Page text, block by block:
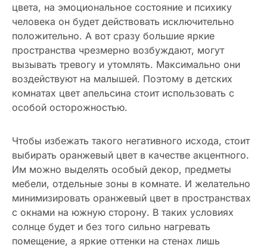
цвета, на эмоциональное состояние и психику
человека он будет действовать исключительно
положительно. А вот сразу большие яркие
пространства чрезмерно возбуждают, могут
вызывать тревогу и утомлять. Максимально они
воздействуют на малышей. Поэтому в детских
комнатах цвет апельсина стоит использовать с
особой осторожностью.
Чтобы избежать такого негативного исхода, стоит
выбирать оранжевый цвет в качестве акцентного.
Им можно выделять особый декор, предметы
мебели, отдельные зоны в комнате. И желательно
минимизировать оранжевый цвет в пространствах
с окнами на южную сторону. В таких условиях
солнце будет и без того сильно нагревать
помещение, а яркие оттенки на стенах лишь